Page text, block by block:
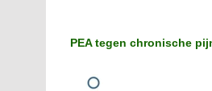
PEA tegen chronische